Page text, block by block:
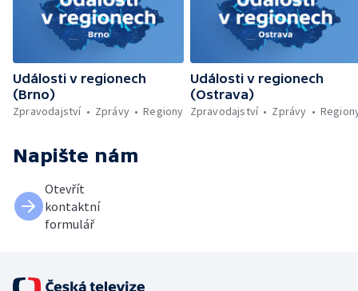
Události v regionech
(Brno)
Zpravodajství
Zprávy Regiony
Události v regionech
(Ostrava)
Zpravodajství
Zprávy
Napište nám
Otevřít
kontaktní
formulář